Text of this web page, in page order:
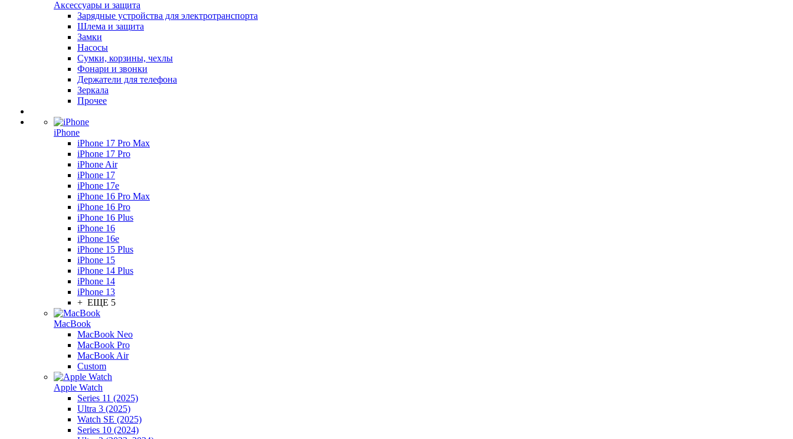
Аксессуары и защита
Зарядные устройства для электротранспорта
Шлема и защита
Замки
Насосы
Сумки, корзины, чехлы
Фонари и звонки
Держатели для телефона
Зеркала
Прочее
iPhone
iPhone 17 Pro Max
iPhone 17 Pro
iPhone Air
iPhone 17
iPhone 17e
iPhone 16 Pro Max
iPhone 16 Pro
iPhone 16 Plus
iPhone 16
iPhone 16e
iPhone 15 Plus
iPhone 15
iPhone 14 Plus
iPhone 14
iPhone 13
+ ЕЩЕ 5
MacBook
MacBook Neo
MacBook Pro
MacBook Air
Custom
Apple Watch
Series 11 (2025)
Ultra 3 (2025)
Watch SE (2025)
Series 10 (2024)